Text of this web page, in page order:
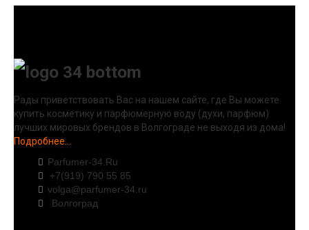
Рады приветствовать Вас на нашем сайте, где Вы можете
купить косметику и парфюмерную воду (духи, парфюм)
лучших мировых брендов в Волгограде не выходя из дома!
Подробнее...
Parfumer-34.Ru
+7(919) 790 55 85
volga@parfumer-34.ru
Волгоград